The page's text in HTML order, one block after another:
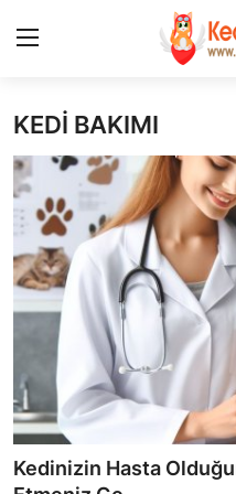
Giriş
İLETİŞİM
HAKKIMIZDA
REKLAM
KEDİ CİNSLERİ
KEDİPEDİA
KEDİ BAKIMI
KEDİ BAKIMI
Kedinizin Hasta